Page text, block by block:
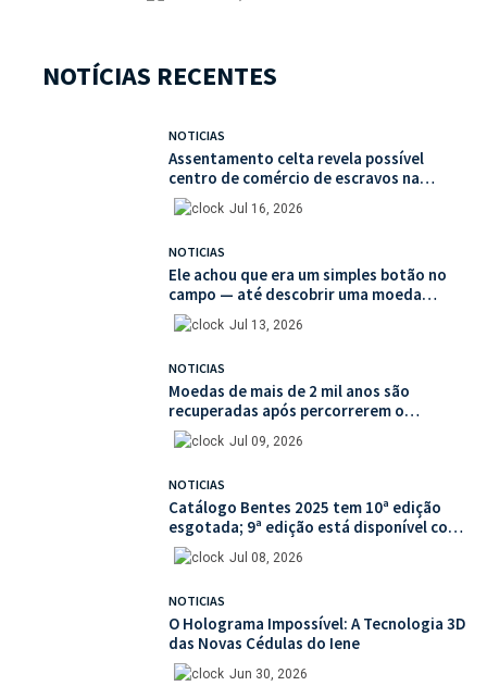
NOTÍCIAS RECENTES
NOTICIAS
Assentamento celta revela possível
centro de comércio de escravos na
França
Jul 16, 2026
NOTICIAS
Ele achou que era um simples botão no
campo — até descobrir uma moeda
medieval de valor histórico incalculável
Jul 13, 2026
NOTICIAS
Moedas de mais de 2 mil anos são
recuperadas após percorrerem o
mercado ilegal de antiguidades
Jul 09, 2026
NOTICIAS
Catálogo Bentes 2025 tem 10ª edição
esgotada; 9ª edição está disponível com
mais de 30% de desconto na unidade
Jul 08, 2026
NOTICIAS
O Holograma Impossível: A Tecnologia 3D
das Novas Cédulas do Iene
Jun 30, 2026